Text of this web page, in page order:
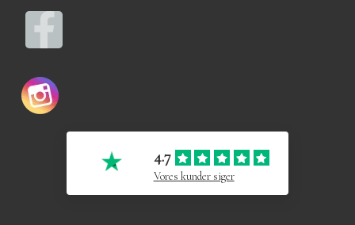
F
a
c
4.7
Vores kunder siger